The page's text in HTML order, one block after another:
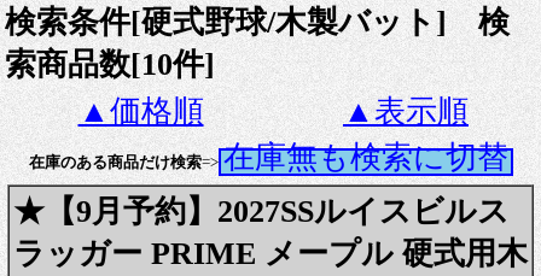
検索条件[硬式野球/木製バット] 検
索商品数[10件]
▲価格順
▲表示順
在庫のある商品だけ検索=> 在庫無も検索に切替
★【9月予約】2027SSルイスビルス
ラッガー PRIME メープル 硬式用木